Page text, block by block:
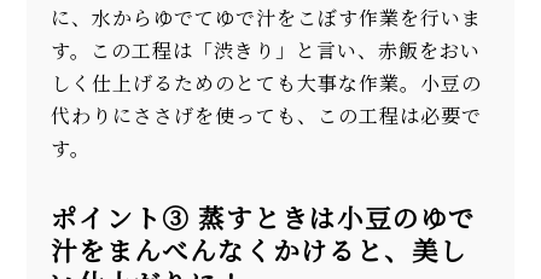
に、水からゆでてゆで汁をこぼす作業を行いま
す。この工程は「渋きり」と言い、赤飯をおい
しく仕上げるためのとても大事な作業。小豆の
代わりにささげを使っても、この工程は必要で
す。
ポイント③ 蒸すときは小豆のゆで
汁をまんべんなくかけると、美し